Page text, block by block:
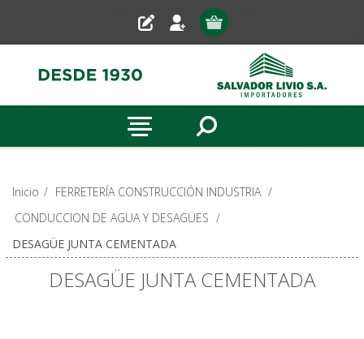
Inicio / FERRETERÍA CONSTRUCCIÓN INDUSTRIA /
CONDUCCION DE AGUA Y DESAGÜES /
DESAGÜE JUNTA CEMENTADA
DESAGÜE JUNTA CEMENTADA